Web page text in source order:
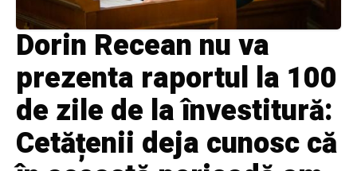
Dorin Recean nu va
prezenta raportul la 100
de zile de la învestitură:
Cetățenii deja cunosc că